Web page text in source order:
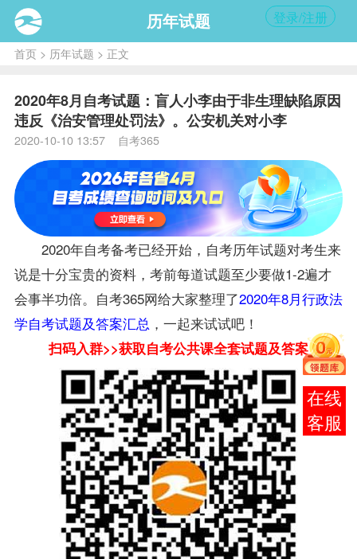
在线
客服
历年试题 登录/注册
首页> 历年试题 > 正文
2020年8月自考试题：盲人小李由于非生理缺陷原因
违反《治安管理处罚法》。公安机关对小李
2020-10-10 13:57 自考365
2020年自考备考已经开始，自考历年试题对考生来
说是十分宝贵的资料，考前每道试题至少要做1-2遍才
会事半功倍。自考365网给大家整理了2020年8月行政法
学自考试题及答案汇总 ，一起来试试吧！
扫码入群>>获取自考公共课全套试题及答案